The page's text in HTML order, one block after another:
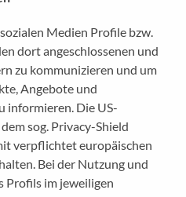
Medien Profile bzw.
dort angeschlossenen und
zu kommunizieren und um
Angebote und
informieren. Die US-
sog. Privacy-Shield
verpflichtet europäischen
Bei der Nutzung und
Profils im jeweiligen